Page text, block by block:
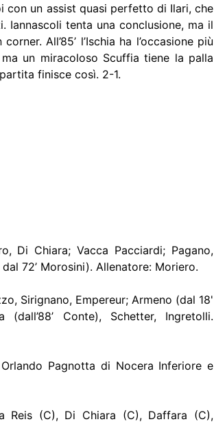
un assist quasi perfetto di Ilari, che
tenta una conclusione, ma il
All’85’ l’Ischia ha l’occasione più
un miracoloso Scuffia tiene la palla
finisce così. 2-1.
Di Chiara; Vacca Pacciardi; Pagano,
72’ Morosini). Allenatore: Moriero.
Sirignano, Empereur; Armeno (dal 18'
Conte), Schetter, Ingretolli.
Pagnotta di Nocera Inferiore e
Reis (C), Di Chiara (C), Daffara (C),